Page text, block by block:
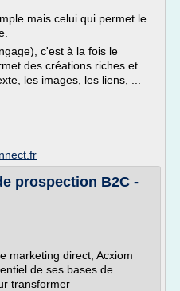
mais celui qui permet le
c'est à la fois le
des créations riches et
les images, les liens, ...
prospection B2C -
marketing direct, Acxiom
de ses bases de
transformer